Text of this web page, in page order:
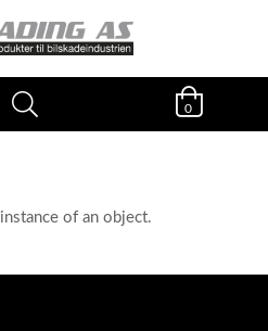
0
of an object.